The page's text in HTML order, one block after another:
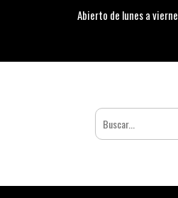
Abierto de lunes a